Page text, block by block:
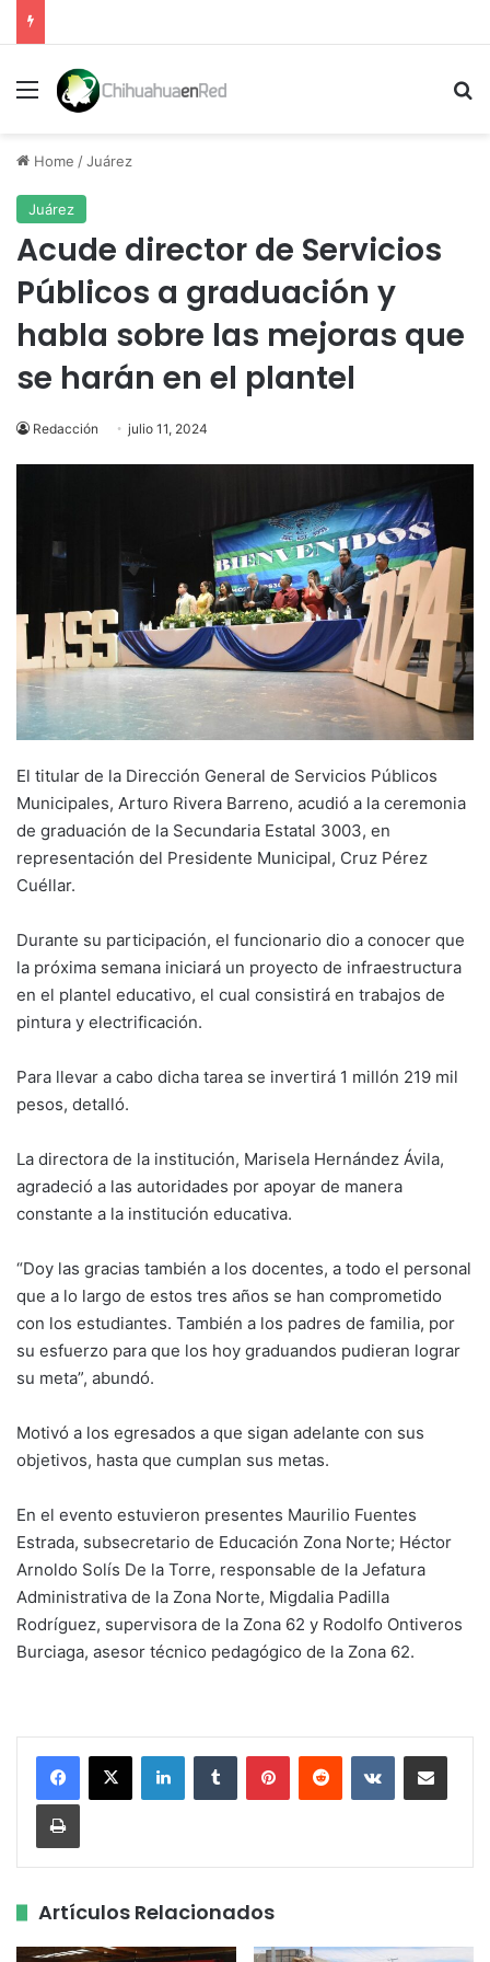
Menu
Home /Juárez
Juárez
Acude director de Servicios
Públicos a graduación y
habla sobre las mejoras que
se harán en el plantel
Redacción julio 11, 2024
El titular de la Dirección General de Servicios Públicos
Municipales, Arturo Rivera Barreno, acudió a la ceremonia
de graduación de la Secundaria Estatal 3003, en
representación del Presidente Municipal, Cruz Pérez
Cuéllar.
Durante su participación, el funcionario dio a conocer que
la próxima semana iniciará un proyecto de infraestructura
en el plantel educativo, el cual consistirá en trabajos de
pintura y electrificación.
Para llevar a cabo dicha tarea se invertirá 1 millón 219 mil
pesos, detalló.
La directora de la institución, Marisela Hernández Ávila,
agradeció a las autoridades por apoyar de manera
constante a la institución educativa.
“Doy las gracias también a los docentes, a todo el personal
que a lo largo de estos tres años se han comprometido
con los estudiantes. También a los padres de familia, por
su esfuerzo para que los hoy graduandos pudieran lograr
su meta”, abundó.
Motivó a los egresados a que sigan adelante con sus
objetivos, hasta que cumplan sus metas.
En el evento estuvieron presentes Maurilio Fuentes
Estrada, subsecretario de Educación Zona Norte; Héctor
Arnoldo Solís De la Torre, responsable de la Jefatura
Administrativa de la Zona Norte, Migdalia Padilla
Rodríguez, supervisora de la Zona 62 y Rodolfo Ontiveros
Burciaga, asesor técnico pedagógico de la Zona 62.
LinkedInTumblr PinterestReddit VKontakteShare via Email
Print
Artículos Relacionados